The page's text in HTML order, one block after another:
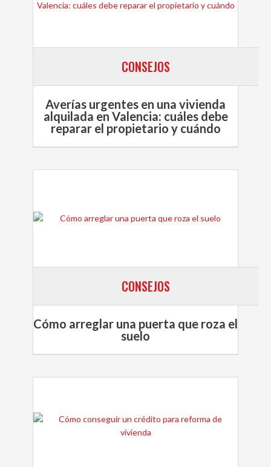
CONSEJOS
Averías urgentes en una vivienda
alquilada en Valencia: cuáles debe
reparar el propietario y cuándo
CONSEJOS
Cómo arreglar una puerta que roza el
suelo